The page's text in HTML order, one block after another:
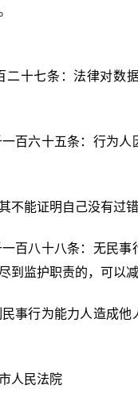
十七条：法律对数
六十五条：行为人
能证明自己没有过错
八十八条：无民事
监护职责的，可以减
行为能力人造成他
人民法院